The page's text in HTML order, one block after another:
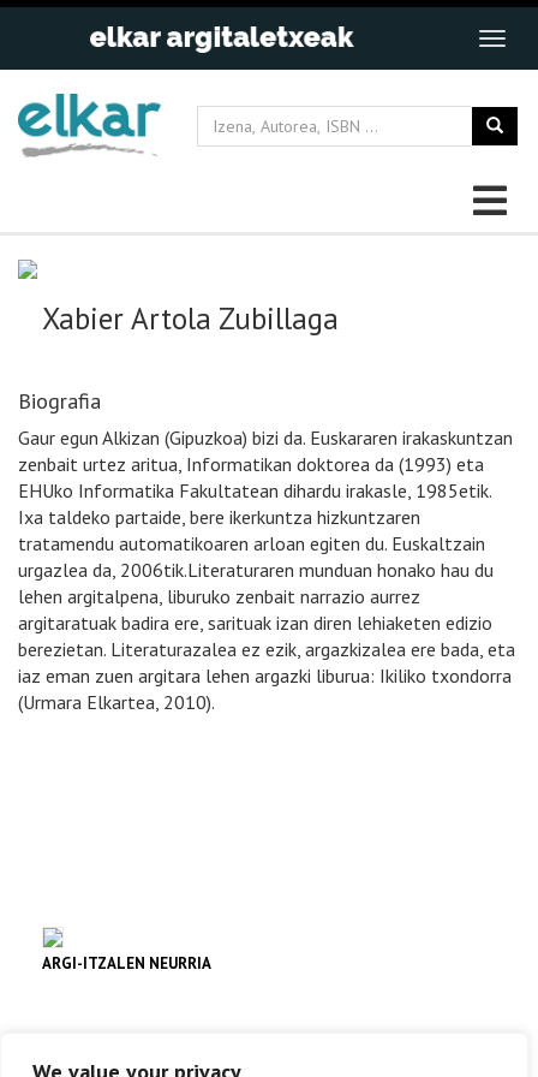
Xabier Artola Zubillaga
Biografia
Gaur egun Alkizan (Gipuzkoa) bizi da. Euskararen irakaskuntzan
zenbait urtez aritua, Informatikan doktorea da (1993) eta
EHUko Informatika Fakultatean dihardu irakasle, 1985etik.
Ixa taldeko partaide, bere ikerkuntza hizkuntzaren
tratamendu automatikoaren arloan egiten du. Euskaltzain
urgazlea da, 2006tik.Literaturaren munduan honako hau du
lehen argitalpena, liburuko zenbait narrazio aurrez
argitaratuak badira ere, sarituak izan diren lehiaketen edizio
berezietan. Literaturazalea ez ezik, argazkizalea ere bada, eta
iaz eman zuen argitara lehen argazki liburua: Ikiliko txondorra
(Urmara Elkartea, 2010).
ARGI-ITZALEN NEURRIA